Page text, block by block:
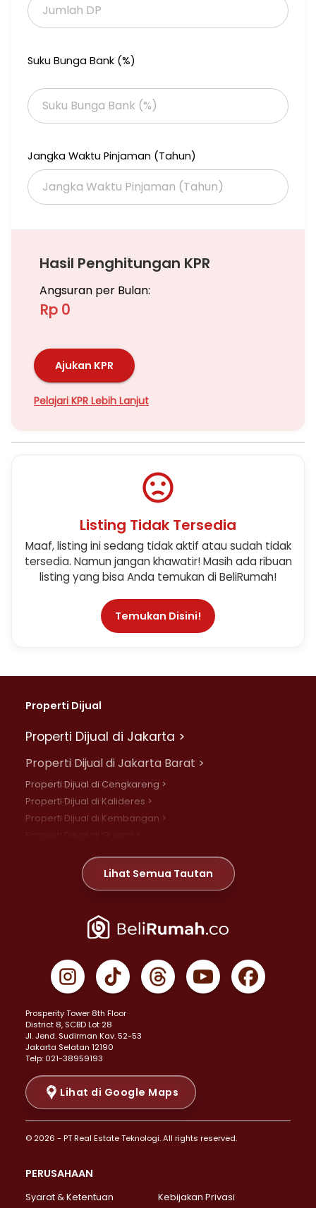
Suku Bunga Bank (%)
Jangka Waktu Pinjaman (Tahun)
Hasil Penghitungan KPR
Angsuran per Bulan:
Rp 0
Ajukan KPR
Pelajari KPR Lebih Lanjut
Listing Tidak Tersedia
Maaf, listing ini sedang tidak aktif atau sudah tidak
tersedia. Namun jangan khawatir! Masih ada ribuan
listing yang bisa Anda temukan di BeliRumah!
Temukan Disini!
Properti Dijual
Properti Dijual di Jakarta >
Properti Dijual di Jakarta Barat >
Properti Dijual di Cengkareng >
Properti Dijual di Kalideres >
Properti Dijual di Kembangan >
Properti Dijual di Meruya >
Properti Dijual di Jelambar >
Properti Dijual di Jakarta Pusat >
Properti Dijual di Gambir >
Properti Dijual di Johar Baru >
Properti Dijual di Menteng >
Properti Dijual di Senen >
Properti Dijual di Tanah Abang >
Properti Dijual di Cikini >
Properti Dijual di Kramat >
Properti Dijual di Pasar Baru >
Properti Dijual di Bendungan Hilir >
Properti Dijual di Jakarta Selatan >
Properti Dijual di Lebak Bulus >
Properti Dijual di Gandaria Selatan >
Lihat Semua Tautan
Prosperity Tower 8th Floor
District 8, SCBD Lot 28
JI. Jend. Sudirman Kav. 52-53
Jakarta Selatan 12190
Telp: 021-38959193
Lihat di Google Maps
© 2026 - PT Real Estate Teknologi. All rights reserved.
PERUSAHAAN
Syarat & Ketentuan
Kebijakan Privasi